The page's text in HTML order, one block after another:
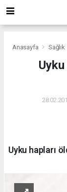
Anasayfa Sağlık
Uyku hapları